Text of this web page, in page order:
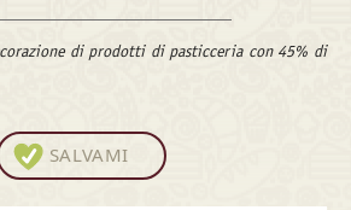
di prodotti di pasticceria con 45% di
SALVAMI